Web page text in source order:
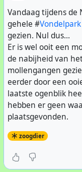
Vandaag tijdens de
gehele #Vondelpark
gezien. Nul dus...
Er is wel ooit een
de nabijheid van
mollengangen
eerder door een
laatste ogenblik
hebben er geen
plaatsgevonden.
zoogdier